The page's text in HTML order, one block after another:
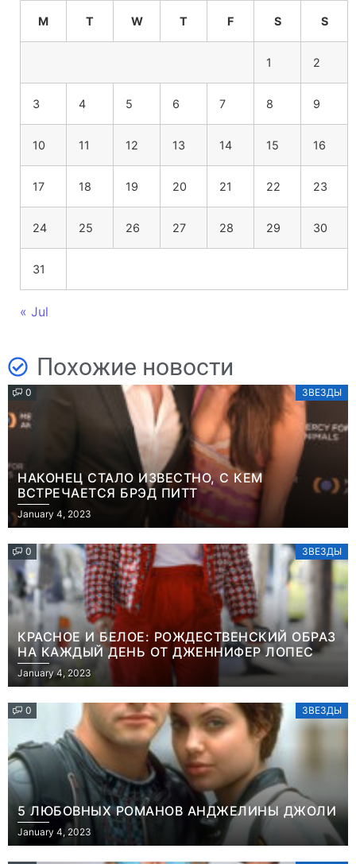
M T W T F S S
1 2
3 4 5 6 7 8 9
10 11 12 13 14 15 16
17 18 19 20 21 22 23
24 25 26 27 28 29 30
31
« Jul
Похожие новости
0 ЗВЕЗДЫ
НАКОНЕЦ СТАЛО ИЗВЕСТНО, С КЕМ
ВСТРЕЧАЕТСЯ БРЭД ПИТТ
January 4, 2023
0 ЗВЕЗДЫ
КРАСНОЕ И БЕЛОЕ: РОЖДЕСТВЕНСКИЙ ОБРАЗ
НА КАЖДЫЙ ДЕНЬ ОТ ДЖЕННИФЕР ЛОПЕС
January 4, 2023
0 ЗВЕЗДЫ
5 ЛЮБОВНЫХ РОМАНОВ АНДЖЕЛИНЫ ДЖОЛИ
January 4, 2023